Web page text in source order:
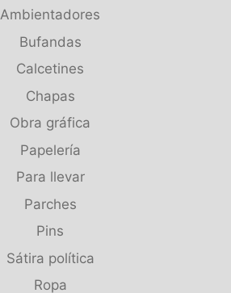
Ambientadores
Bufandas
Calcetines
Chapas
Obra gráfica
Papelería
Para llevar
Parches
Pins
Sátira política
Ropa